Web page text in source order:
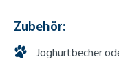
Zubehör:
Joghurtbecher